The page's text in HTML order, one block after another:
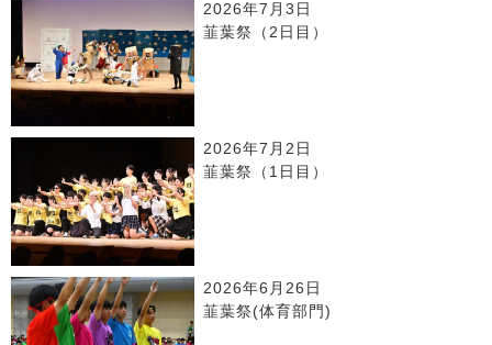
2026年7月3日
韮葉祭（2日目）
2026年7月2日
韮葉祭（1日目）
2026年6月26日
韮葉祭(体育部門)